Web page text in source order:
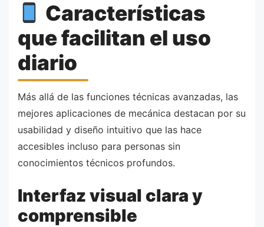
Características
que facilitan el uso
diario
Más allá de las funciones técnicas avanzadas, las
mejores aplicaciones de mecánica destacan por su
usabilidad y diseño intuitivo que las hace
accesibles incluso para personas sin
conocimientos técnicos profundos.
Interfaz visual clara y
comprensible